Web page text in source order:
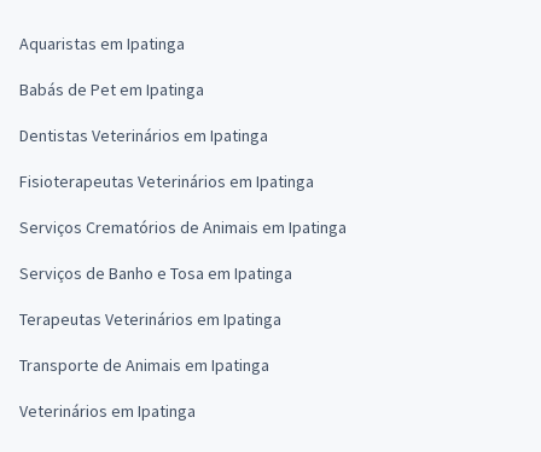
Aquaristas em Ipatinga
Babás de Pet em Ipatinga
Dentistas Veterinários em Ipatinga
Fisioterapeutas Veterinários em Ipatinga
Serviços Crematórios de Animais em Ipatinga
Serviços de Banho e Tosa em Ipatinga
Terapeutas Veterinários em Ipatinga
Transporte de Animais em Ipatinga
Veterinários em Ipatinga